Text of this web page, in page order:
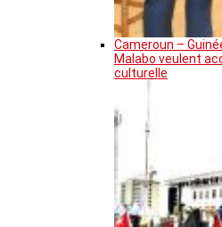
Cameroun –
Malabo veulent
culturelle